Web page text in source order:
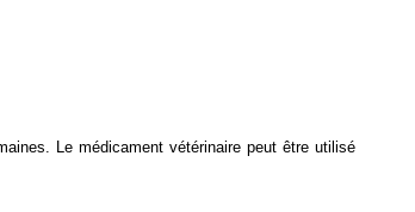
Le médicament vétérinaire peut être utilisé